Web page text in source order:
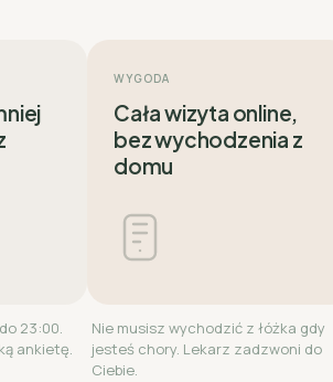
23:00.
ankietę.
WYGODA
Cała wizyta online,
bez wychodzenia z
domu
Nie musisz wychodzić z łóżka gdy
jesteś chory. Lekarz zadzwoni do
Ciebie.